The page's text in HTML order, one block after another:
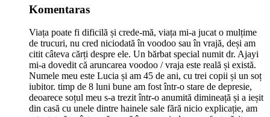
Komentaras
Viața poate fi dificilă și crede-mă, viața mi-a jucat o mulțime
de trucuri, nu cred niciodată în voodoo sau în vrajă, deși am
citit câteva cărți despre ele. Un bărbat special numit dr. Ajayi
mi-a dovedit că aruncarea voodoo / vraja este reală și există.
Numele meu este Lucia și am 45 de ani, cu trei copii și un soț
iubitor. timp de 8 luni bune am fost într-o stare de depresie,
deoarece soțul meu s-a trezit într-o anumită dimineață și a ieșit
din casă cu unele dintre hainele sale fără nicio explicație, am